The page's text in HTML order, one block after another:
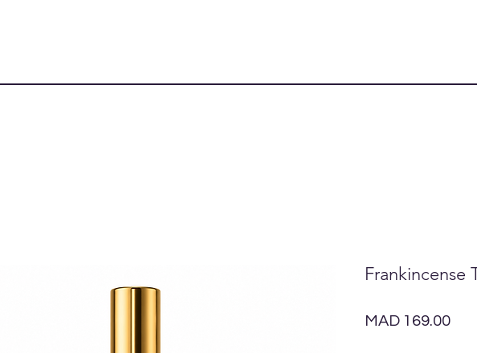
Frankincense
MAD 169.00